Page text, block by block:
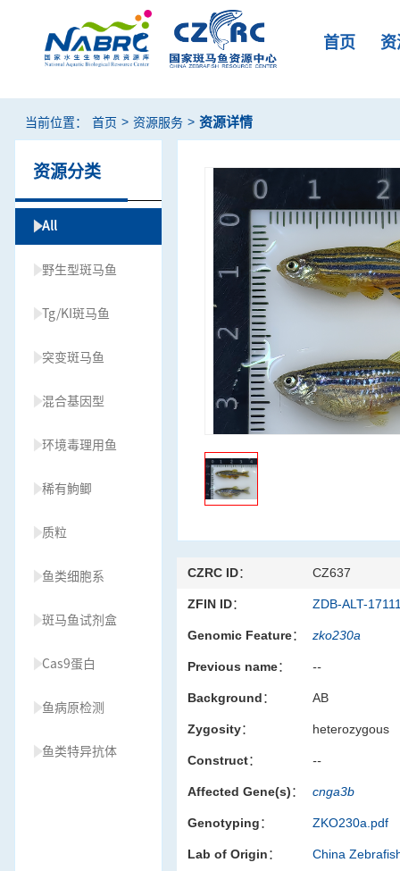
首页
当前位置： 首页 > 资源服务 > 资源详情
资源分类
All
野生型斑马鱼
Tg/KI斑马鱼
突变斑马鱼
混合基因型
环境毒理用鱼
稀有鮈鲫
质粒
鱼类细胞系
斑马鱼试剂盒
Cas9蛋白
鱼病原检测
鱼类特异抗体
CZRC ID： CZ637
ZFIN ID： ZDB-ALT-
Genomic Feature： zko230a
Previous name： --
Background： AB
Zygosity： heterozygous
Construct： --
Affected Gene(s)： cnga3b
Genotyping： ZKO230a.pdf
Lab of Origin： China